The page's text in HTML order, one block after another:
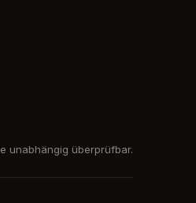
unabhängig überprüfbar.